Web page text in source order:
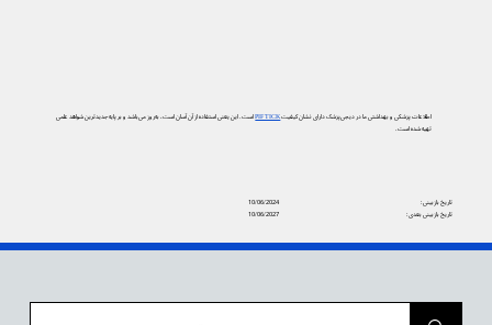
اطلاعات پزشکی و بهداشتی ما در دیجی‌پزشک دارای نشان کیفیتPIF TICKاست. این یعنی استفاده از آن آسان است، به‌روز می‌باشد و بر پایه جدیدترین شواهد علمی
تهیه شده است.
10/06/2024
تاریخ بازبینی:
10/06/2027
تاریخ بازبینی بعدی: